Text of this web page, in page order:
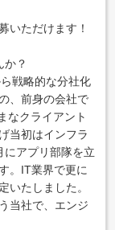
いただけます！
か？
戦略的な分社化
、前身の会社で
なクライアント
当初はインフラ
にアプリ部隊を立
。IT業界で更に
いたしました。
当社で、エンジ